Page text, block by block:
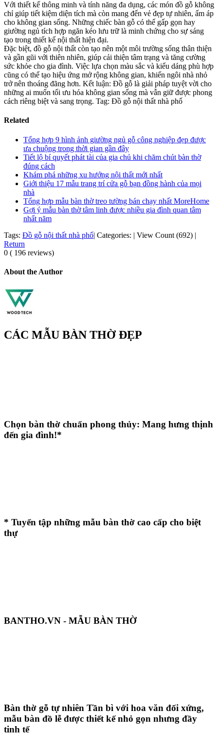
Với thiết kế thông minh và tính năng đa dụng, các món đồ gỗ không
chỉ giúp tiết kiệm diện tích mà còn mang đến vẻ đẹp tự nhiên, ấm áp
cho không gian sống. Những chiếc bàn gỗ có thể gấp gọn hay
giường ngủ tích hợp ngăn kéo lưu trữ là minh chứng cho sự sáng
tạo trong thiết kế nội thất hiện đại.
Đặc biệt, đồ gỗ nội thất còn tạo nên một môi trường sống thân thiện
và gần gũi với thiên nhiên, giúp cải thiện tâm trạng và tăng cường
sức khỏe cho gia đình. Việc lựa chọn màu sắc và kiểu dáng phù hợp
cũng có thể tạo hiệu ứng mở rộng không gian, khiến ngôi nhà nhỏ
trở nên thoáng đãng hơn. Kết luận: Đồ gỗ là giải pháp tuyệt vời cho
những ai muốn tối ưu hóa không gian sống mà vẫn giữ được phong
cách riêng biệt và sang trọng. Tag: Đồ gỗ nội thất nhà phố
Related
Tổng hợp 9 hình ảnh giường ngủ gỗ công nghiệp đẹp được
ưa chuộng trong thời gian gần đây
Tiết lộ bí quyết phát tài của gia chủ khi chăm chút bàn thờ
đúng cách
Khám phá những xu hướng nội thất mới nhất
Giới thiệu 17 mẫu trang trí cửa gỗ bạn đồng hành của mọi
nhà
Tổng hợp mẫu bàn thờ treo tường bán chạy nhất MoreHome
Gợi ý mẫu bàn thờ tâm linh được nhiều gia đình quan tâm
nhất năm
Tags: Đồ gỗ nội thất nhà phố| Categories: | View Count (692) |
Return
0 ( 196 reviews)
About the Author
CÁC MẪU BÀN THỜ ĐẸP
Chọn bàn thờ chuẩn phong thủy: Mang hưng thịnh
đến gia đình!*
* Tuyển tập những mẫu bàn thờ cao cấp cho biệt
thự
BANTHO.VN - MẪU BÀN THỜ
Bàn thờ gỗ tự nhiên Tần bì với hoa văn đối xứng,
mẫu bàn đồ lễ được thiết kế nhỏ gọn nhưng đầy
tinh tế